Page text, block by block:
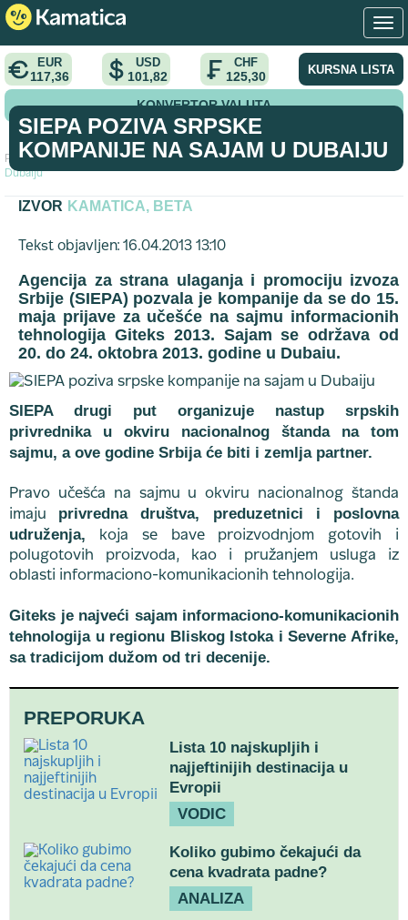
EUR
117,36
USD
101,82
CHF
125,30 KURSNA LISTA
KONVERTOR VALUTA
Početna > tekst >
SIEPA poziva srpske kompanije na sajam u
Dubaiju
SIEPA POZIVA SRPSKE
KOMPANIJE NA SAJAM U DUBAIJU
IZVOR KAMATICA, BETA
Tekst objavljen: 16.04.2013 13:10
Agencija za strana ulaganja i promociju izvoza
Srbije (SIEPA) pozvala je kompanije da se do 15.
maja prijave za učešće na sajmu informacionih
tehnologija Giteks 2013. Sajam se održava od
20. do 24. oktobra 2013. godine u Dubaiu.
SIEPA drugi put organizuje nastup srpskih
privrednika u okviru nacionalnog štanda na tom
sajmu, a ove godine Srbija će biti i zemlja partner.
Pravo učešća na sajmu u okviru nacionalnog štanda
imaju privredna društva, preduzetnici i poslovna
udruženja, koja se bave proizvodnjom gotovih i
polugotovih proizvoda, kao i pružanjem usluga iz
oblasti informaciono-komunikacionih tehnologija.
Giteks je najveći sajam informaciono-komunikacionih
tehnologija u regionu Bliskog Istoka i Severne Afrike,
sa tradicijom dužom od tri decenije.
PREPORUKA
Lista 10 najskupljih i
najjeftinijih destinacija u
Evropii
VODIC
Koliko gubimo čekajući da
cena kvadrata padne?
ANALIZA